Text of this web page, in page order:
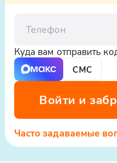
Куда вам отправить
СМС
Войти и
Часто задаваемые